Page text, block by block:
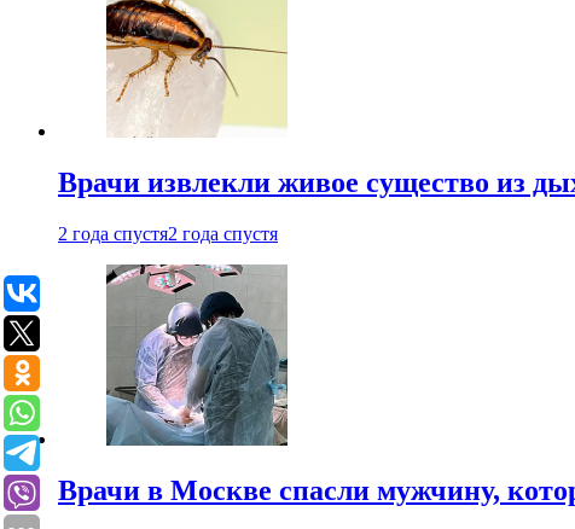
Врачи извлекли живое существо из
2 года спустя2 года спустя
Врачи в Москве спасли мужчину,